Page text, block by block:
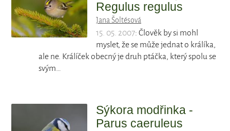
Regulus regulus
Jana Šoltésová
15. 05. 2007: Člověk by si mohl
myslet, že se může jednat o králíka,
ale ne. Králíček obecný je druh ptáčka, který spolu se
svým…
Sýkora modřinka -
Parus caeruleus